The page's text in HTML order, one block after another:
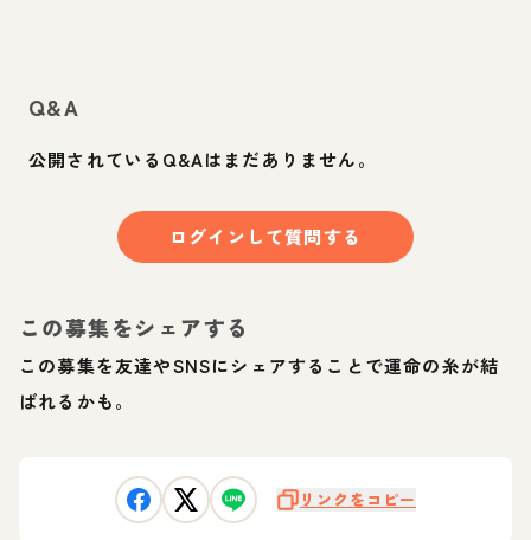
Q&A
公開されているQ&Aはまだありません。
ログインして質問する
この募集をシェアする
この募集を友達やSNSにシェアすることで運命の糸が結
ばれるかも。
リンクをコピー